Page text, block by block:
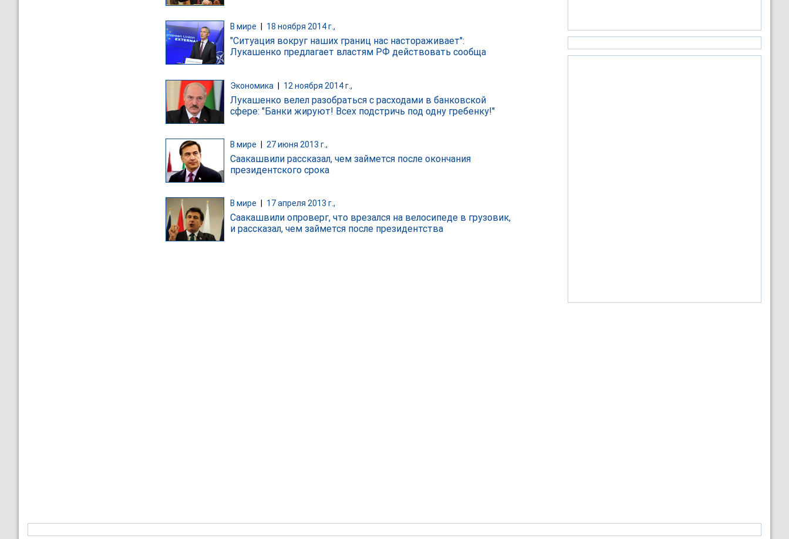
В мире 18 ноября 2014 г.,
"Ситуация вокруг наших границ нас настораживает":
Лукашенко предлагает властям РФ действовать сообща
Экономика | 12 ноября 2014 г.,
Лукашенко велел разобраться с расходами в банковской
сфере: "Банки жируют! Всех подстричь под одну гребенку!"
В мире 27 июня 2013 г.,
Саакашвили рассказал, чем займется после окончания
президентского срока
В мире 17 апреля 2013 г.,
Саакашвили опроверг, что врезался на велосипеде в грузовик,
и рассказал, чем займется после президентства